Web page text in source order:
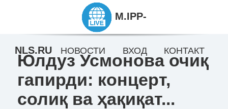
Юлдуз Усмонова очиқ
гапирди: концерт,
солиқ ва ҳақиқат...
M.IPP-
NLS.RU НОВОСТИ ВХОД КОНТАКТ